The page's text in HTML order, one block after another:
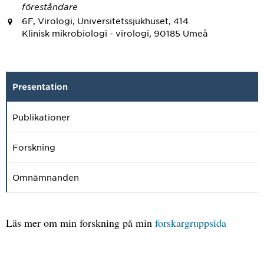
föreståndare
6F, Virologi, Universitetssjukhuset, 414
Klinisk mikrobiologi - virologi, 90185 Umeå
Presentation
Publikationer
Forskning
Omnämnanden
Läs mer om min forskning på min forskargruppsida